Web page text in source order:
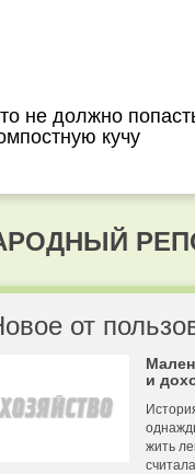
не должно
кучу
от
и
жить